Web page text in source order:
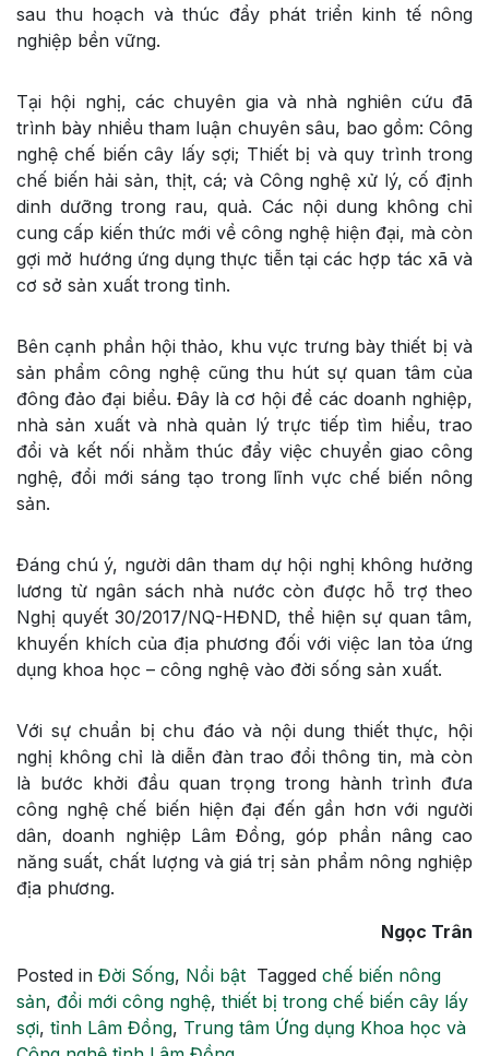
sau thu hoạch và thúc đẩy phát triển kinh tế nông
nghiệp bền vững.
Tại hội nghị, các chuyên gia và nhà nghiên cứu đã
trình bày nhiều tham luận chuyên sâu, bao gồm: Công
nghệ chế biến cây lấy sợi; Thiết bị và quy trình trong
chế biến hải sản, thịt, cá; và Công nghệ xử lý, cố định
dinh dưỡng trong rau, quả. Các nội dung không chỉ
cung cấp kiến thức mới về công nghệ hiện đại, mà còn
gợi mở hướng ứng dụng thực tiễn tại các hợp tác xã và
cơ sở sản xuất trong tỉnh.
Bên cạnh phần hội thảo, khu vực trưng bày thiết bị và
sản phẩm công nghệ cũng thu hút sự quan tâm của
đông đảo đại biểu. Đây là cơ hội để các doanh nghiệp,
nhà sản xuất và nhà quản lý trực tiếp tìm hiểu, trao
đổi và kết nối nhằm thúc đẩy việc chuyển giao công
nghệ, đổi mới sáng tạo trong lĩnh vực chế biến nông
sản.
Đáng chú ý, người dân tham dự hội nghị không hưởng
lương từ ngân sách nhà nước còn được hỗ trợ theo
Nghị quyết 30/2017/NQ-HĐND, thể hiện sự quan tâm,
khuyến khích của địa phương đối với việc lan tỏa ứng
dụng khoa học – công nghệ vào đời sống sản xuất.
Với sự chuẩn bị chu đáo và nội dung thiết thực, hội
nghị không chỉ là diễn đàn trao đổi thông tin, mà còn
là bước khởi đầu quan trọng trong hành trình đưa
công nghệ chế biến hiện đại đến gần hơn với người
dân, doanh nghiệp Lâm Đồng, góp phần nâng cao
năng suất, chất lượng và giá trị sản phẩm nông nghiệp
địa phương.
Ngọc Trân
Posted in Đời Sống, Nổi bật Tagged chế biến nông
sản, đổi mới công nghệ, thiết bị trong chế biến cây lấy
sợi, tỉnh Lâm Đồng, Trung tâm Ứng dụng Khoa học và